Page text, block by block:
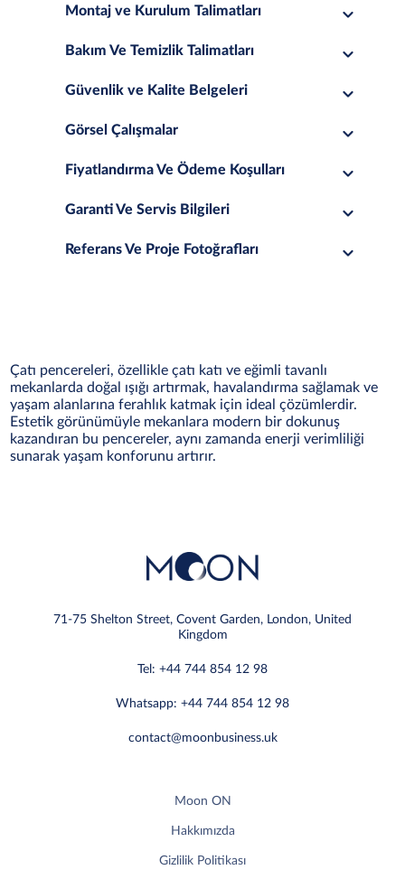
Montaj ve Kurulum Talimatları
Bakım Ve Temizlik Talimatları
Güvenlik ve Kalite Belgeleri
Görsel Çalışmalar
Fiyatlandırma Ve Ödeme Koşulları
Garanti Ve Servis Bilgileri
Referans Ve Proje Fotoğrafları
Çatı pencereleri, özellikle çatı katı ve eğimli tavanlı
mekanlarda doğal ışığı artırmak, havalandırma sağlamak ve
yaşam alanlarına ferahlık katmak için ideal çözümlerdir.
Estetik görünümüyle mekanlara modern bir dokunuş
kazandıran bu pencereler, aynı zamanda enerji verimliliği
sunarak yaşam konforunu artırır.
71-75 Shelton Street, Covent Garden, London, United
Kingdom
Tel: +44 744 854 12 98
Whatsapp: +44 744 854 12 98
contact@moonbusiness.uk
Moon ON
Hakkımızda
Gizlilik Politikası